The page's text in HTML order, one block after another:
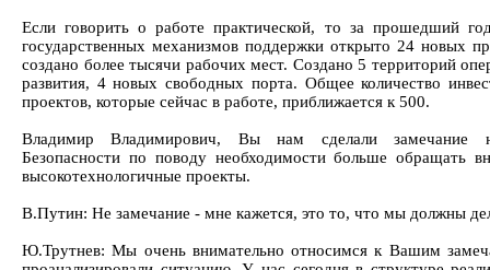
Если говорить о работе практической, то за прошедший
государственных механизмов поддержки открыто 24 новых
создано более тысячи рабочих мест. Создано 5 территорий
развития, 4 новых свободных порта. Общее количество
проектов, которые сейчас в работе, приближается к 500.
Владимир Владимирович, Вы нам сделали замечание
Безопасности по поводу необходимости больше обращать
высокотехнологичные проекты.
В.Путин: Не замечание - мне кажется, это то, что мы должны
Ю.Трутнев: Мы очень внимательно относимся к Вашим